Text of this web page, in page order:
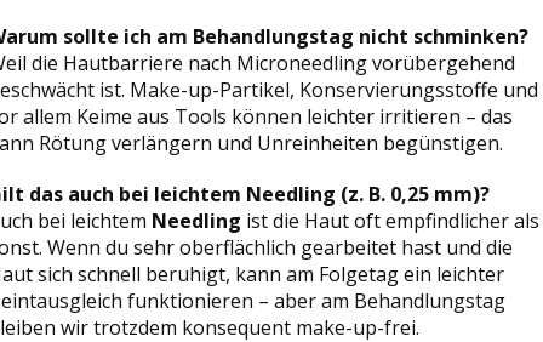
sollte ich am Behandlungstag nicht schminken?
die Hautbarriere nach Microneedling vorübergehend
ist. Make-up-Partikel, Konservierungsstoffe und
allem Keime aus Tools können leichter irritieren – das
Rötung verlängern und Unreinheiten begünstigen.
das auch bei leichtem Needling (z. B. 0,25 mm)?
bei leichtem Needling ist die Haut oft empfindlicher als
Wenn du sehr oberflächlich gearbeitet hast und die
sich schnell beruhigt, kann am Folgetag ein leichter
funktionieren – aber am Behandlungstag
wir trotzdem konsequent make-up-frei.